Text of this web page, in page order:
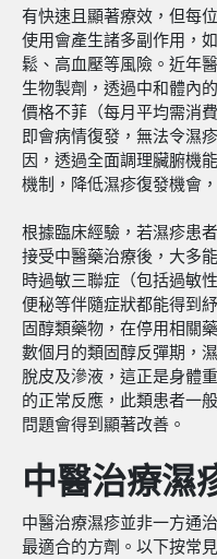
有快速且顯著療效，但每
使用會產生諸多副作用，
鬆、高血壓等風險。近年
生物製劑，透過中和體內
價格不菲（每月平均需消
即會病情復發，無法令濕
因，透過全面調理臟腑機
機制，降低濕疹復發機會
根據臨床經驗，若濕疹患
接受中醫藥治療後，大多
時過敏三聯症（包括過敏
便秘等伴隨症狀都能得到
固醇類藥物，在停用相關
數個月的類固醇反彈期，
脫皮及滲液，這正是身體
的正常反應，此類患者一
問題會得到顯著改善。
中醫治療濕
中醫治療濕疹並非一方通
最適合的方劑。以下按常